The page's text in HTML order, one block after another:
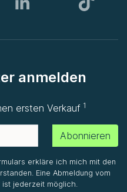
anmelden
ersten Verkauf1
Abonnieren
erkläre ich mich mit den
Eine Abmeldung vom
ist jederzeit möglich.